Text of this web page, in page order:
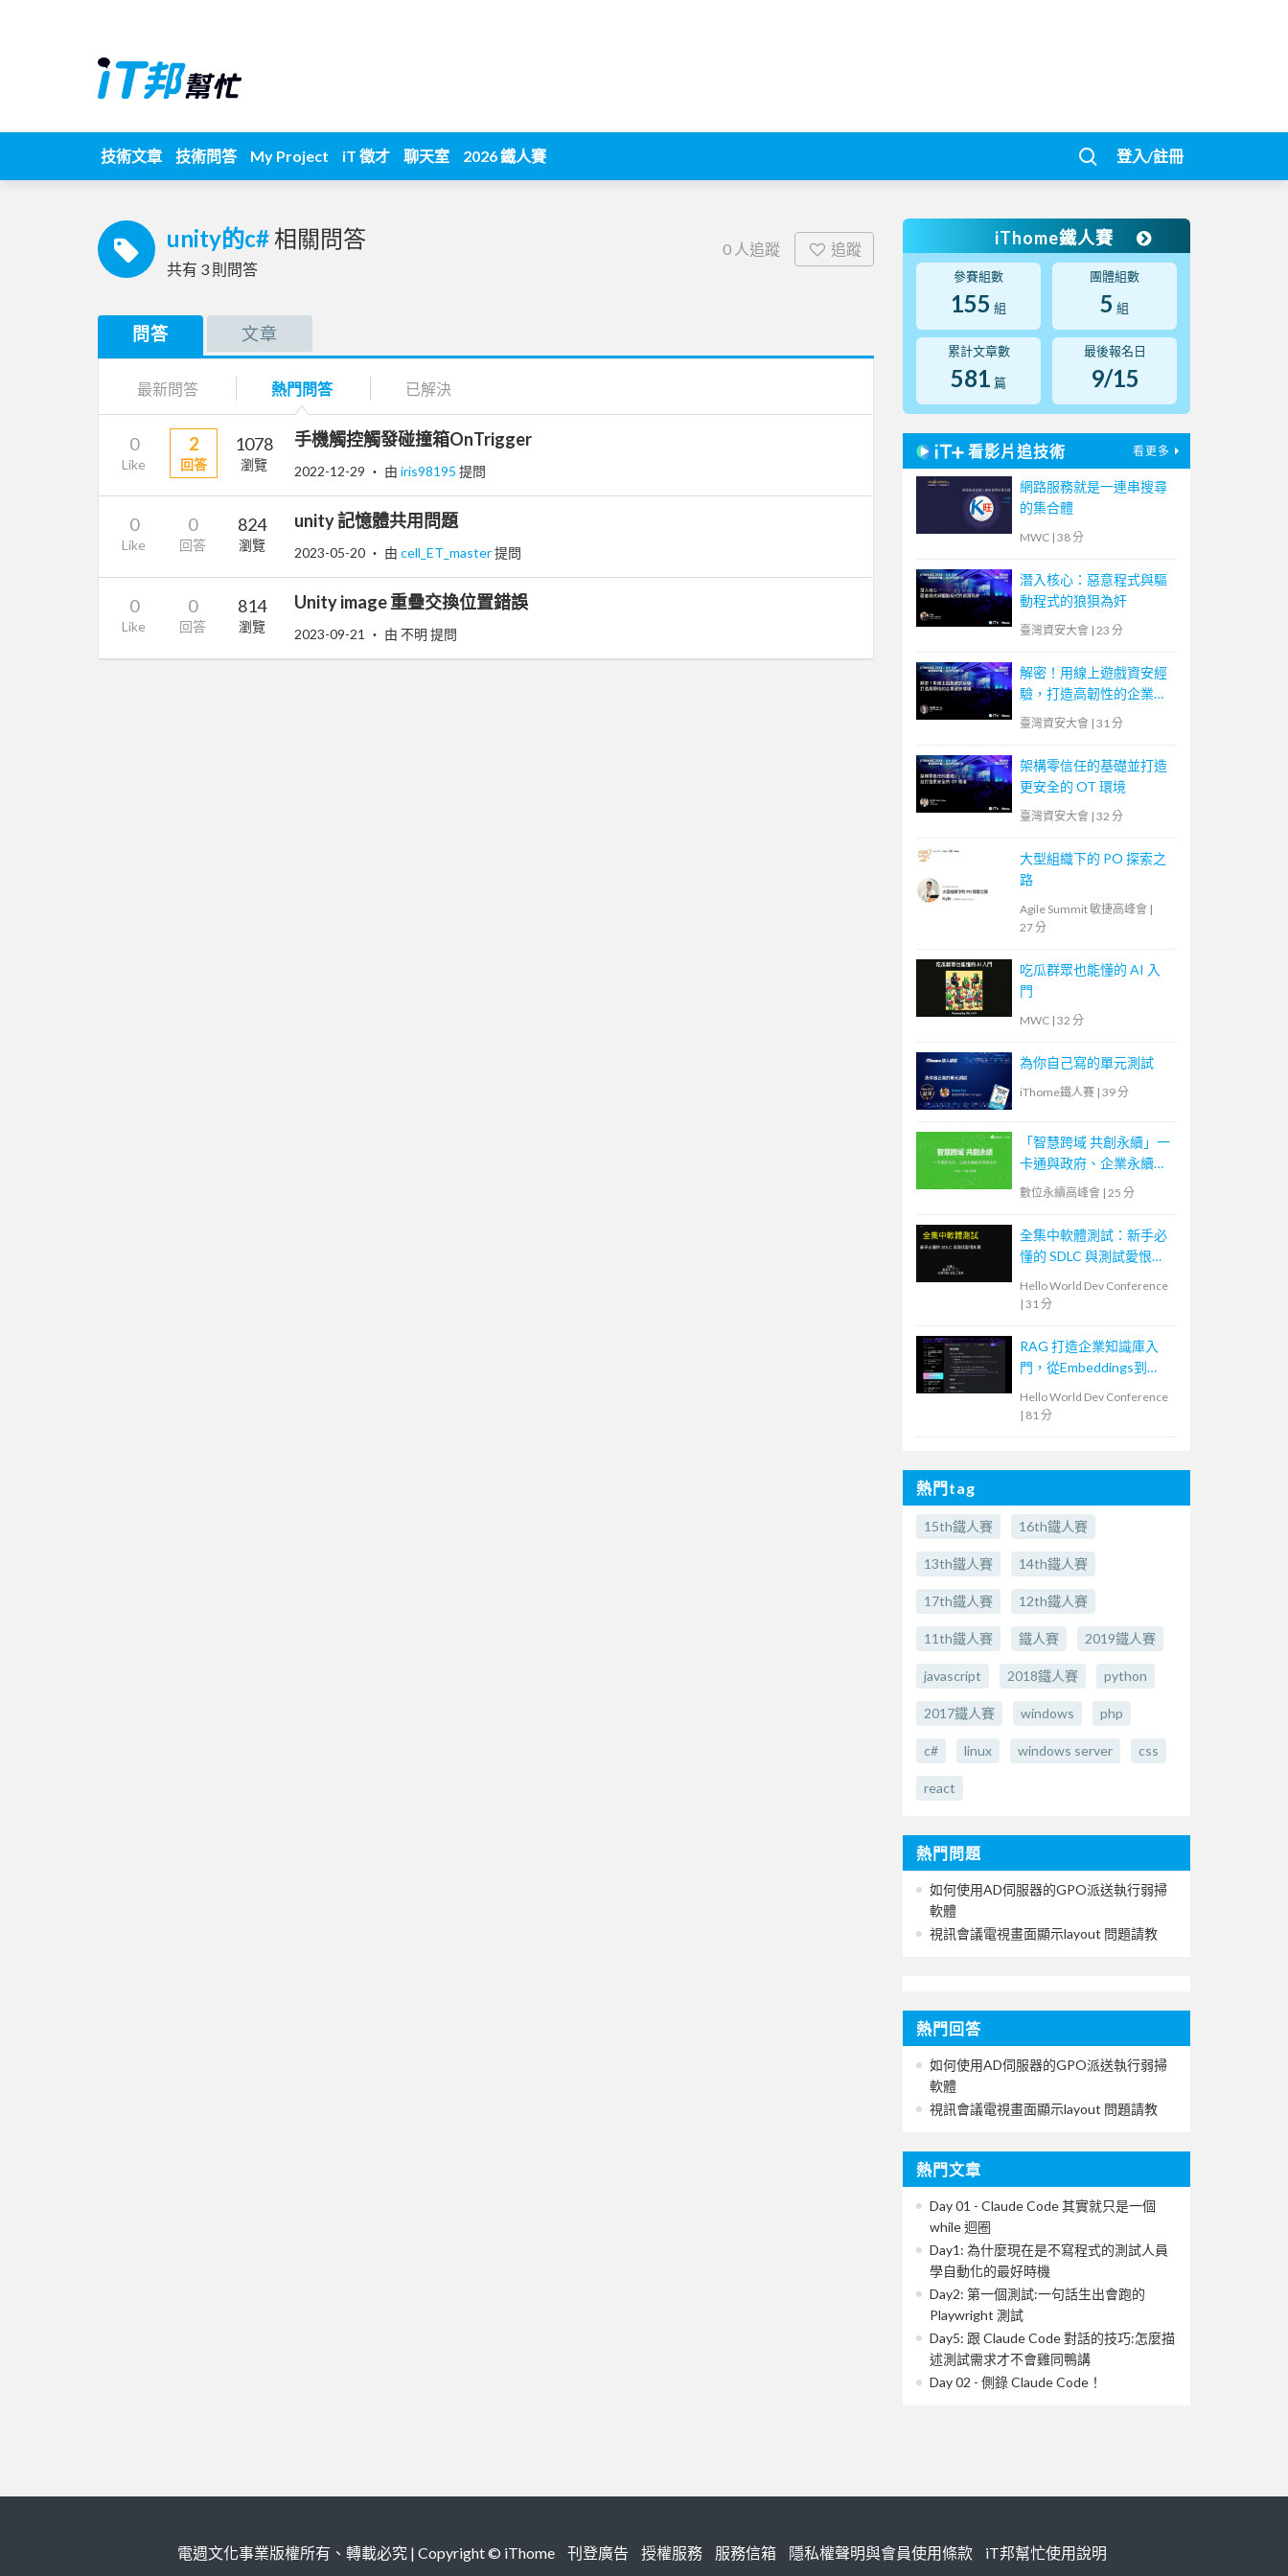
技術文章 技術問答 My Project iT 徵才 聊天室 2026 鐵人賽 登入/註冊
unity的c# 相關問答
共有 3 則問答
0 人追蹤 追蹤
問答 文章
最新問答 熱門問答 已解決
0
Like
2
回答
1078
瀏覽
手機觸控觸發碰撞箱OnTrigger
2022-12-29 ‧ 由 iris98195 提問
0
Like
0
回答
824
瀏覽
unity 記憶體共用問題
2023-05-20 ‧ 由 cell_ET_master提問
0
Like
0
回答
814
瀏覽
Unity image 重疊交換位置錯誤
2023-09-21 ‧ 由 不明 提問
iThome鐵人賽
參賽組數
155 組
團體組數
5 組
累計文章數
581 篇
最後報名日
9/15
看影片追技術 看更多
網路服務就是一連串搜尋
的集合體
MWC | 38 分
潛入核心：惡意程式與驅
動程式的狼狽為奸
臺灣資安大會 | 23 分
解密！用線上遊戲資安經
驗，打造高韌性的企業資
安環境
臺灣資安大會 | 31 分
架構零信任的基礎並打造
更安全的 OT 環境
臺灣資安大會 | 32 分
大型組織下的 PO 探索之
路
Agile Summit 敏捷高峰會 |
27 分
吃瓜群眾也能懂的 AI 入
門
MWC | 32 分
為你自己寫的單元測試
iThome鐵人賽 | 39 分
「智慧跨域 共創永續」一
卡通與政府、企業永續創
新思維合作
數位永續高峰會 | 25 分
全集中軟體測試：新手必
懂的 SDLC 與測試愛恨糾
Hello World Dev Conference
| 31 分
RAG 打造企業知識庫入
門，從Embeddings到
Hello World Dev Conference
| 81 分
熱門tag
15th鐵人賽 16th鐵人賽
13th鐵人賽 14th鐵人賽
17th鐵人賽 12th鐵人賽
11th鐵人賽 鐵人賽 2019鐵人賽
javascript 2018鐵人賽 python
2017鐵人賽 windows php
c# linux windows server css
react
熱門問題
如何使用AD伺服器的GPO派送執行弱掃
軟體
視訊會議電視畫面顯示layout 問題請教
熱門回答
如何使用AD伺服器的GPO派送執行弱掃
軟體
視訊會議電視畫面顯示layout 問題請教
熱門文章
Day 01 - Claude Code 其實就只是一個
while 迴圈
Day1: 為什麼現在是不寫程式的測試人員
學自動化的最好時機
Day2: 第一個測試:一句話生出會跑的
Playwright 測試
Day5: 跟 Claude Code 對話的技巧:怎麼描
述測試需求才不會雞同鴨講
Day 02 - 側錄 Claude Code！
電週文化事業版權所有、轉載必究 | Copyright © iThome 刊登廣告 授權服務 服務信箱 隱私權聲明與會員使用條款 iT邦幫忙使用說明